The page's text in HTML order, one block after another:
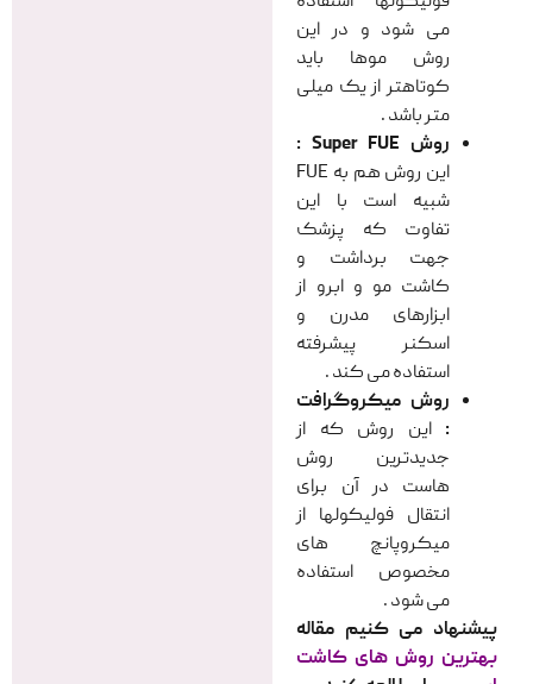
می شود و در این
روش موها باید
کوتاهتر از یک میلی
متر باشد .
روش Super FUE :
این روش هم به FUE
شبیه است با این
تفاوت که پزشک
جهت برداشت و
کاشت مو و ابرو از
ابزارهای مدرن و
اسکنر پیشرفته
استفاده می کند .
روش میکروگرافت
: این روش که از
جدیدترین روش
هاست در آن برای
انتقال فولیکولها از
میکروپانچ های
مخصوص استفاده
می شود .
پیشنهاد می کنیم مقاله
بهترین روش های کاشت